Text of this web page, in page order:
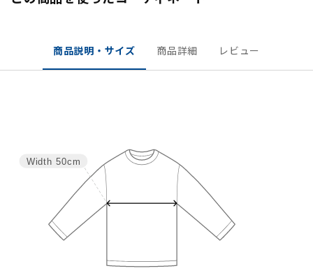
商品説明・サイズ 商品詳細 レビュー
Width 50cm